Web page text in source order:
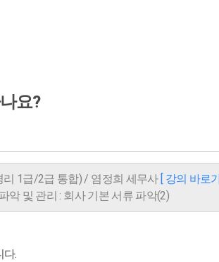
요?
리 1급/2급 통합) / 염정희 세무사 [ 강의 바로
악 및 관리 : 회사 기본 서류 파악(2)
다.